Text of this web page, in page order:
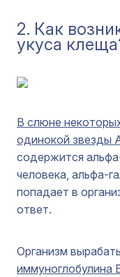
2. Как
укуса
В слюне
одинокой звезды
содержится
человека, альфа-
попадает в
ответ.
Организм
иммуноглобулина